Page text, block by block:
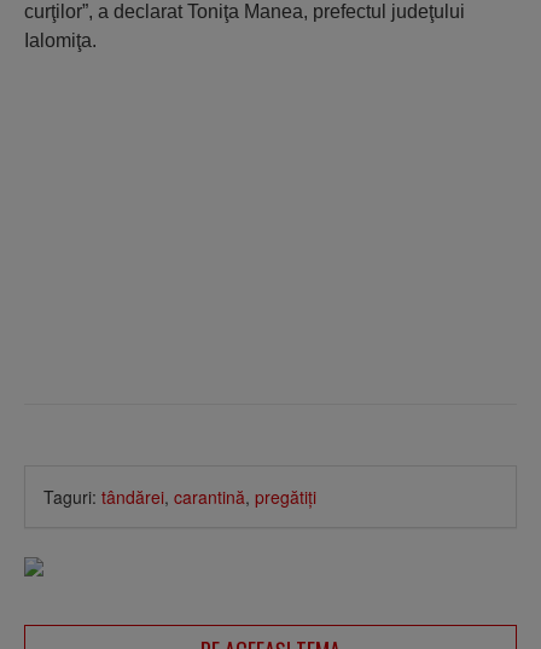
curţilor”, a declarat Toniţa Manea, prefectul judeţului
Ialomiţa.
Taguri: tândărei, carantină, pregătiţi